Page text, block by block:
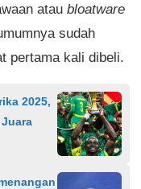
atau bloatware
sudah
pertama kali dibeli.
2025,